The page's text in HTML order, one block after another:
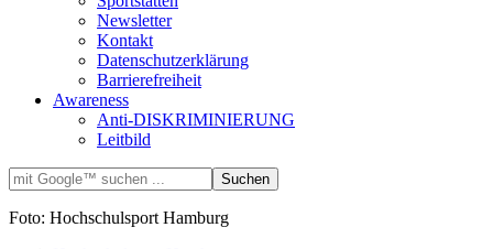
Newsletter
Kontakt
Datenschutzerklärung
Barrierefreiheit
Awareness
Anti-DISKRIMINIERUNG
Leitbild
Foto: Hochschulsport Hamburg